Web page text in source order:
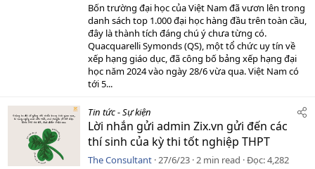
Bốn trường đại học của Việt Nam đã vươn lên trong
danh sách top 1.000 đại học hàng đầu trên toàn cầu,
đây là thành tích đáng chú ý chưa từng có.
Quacquarelli Symonds (QS), một tổ chức uy tín về
xếp hạng giáo dục, đã công bố bảng xếp hạng đại
học năm 2024 vào ngày 28/6 vừa qua. Việt Nam có
tới 5...
Tin tức - Sự kiện
Lời nhắn gửi admin Zix.vn gửi đến các
thí sinh của kỳ thi tốt nghiệp THPT
The Consultant 27/6/23 2 min read Đọc 4,282